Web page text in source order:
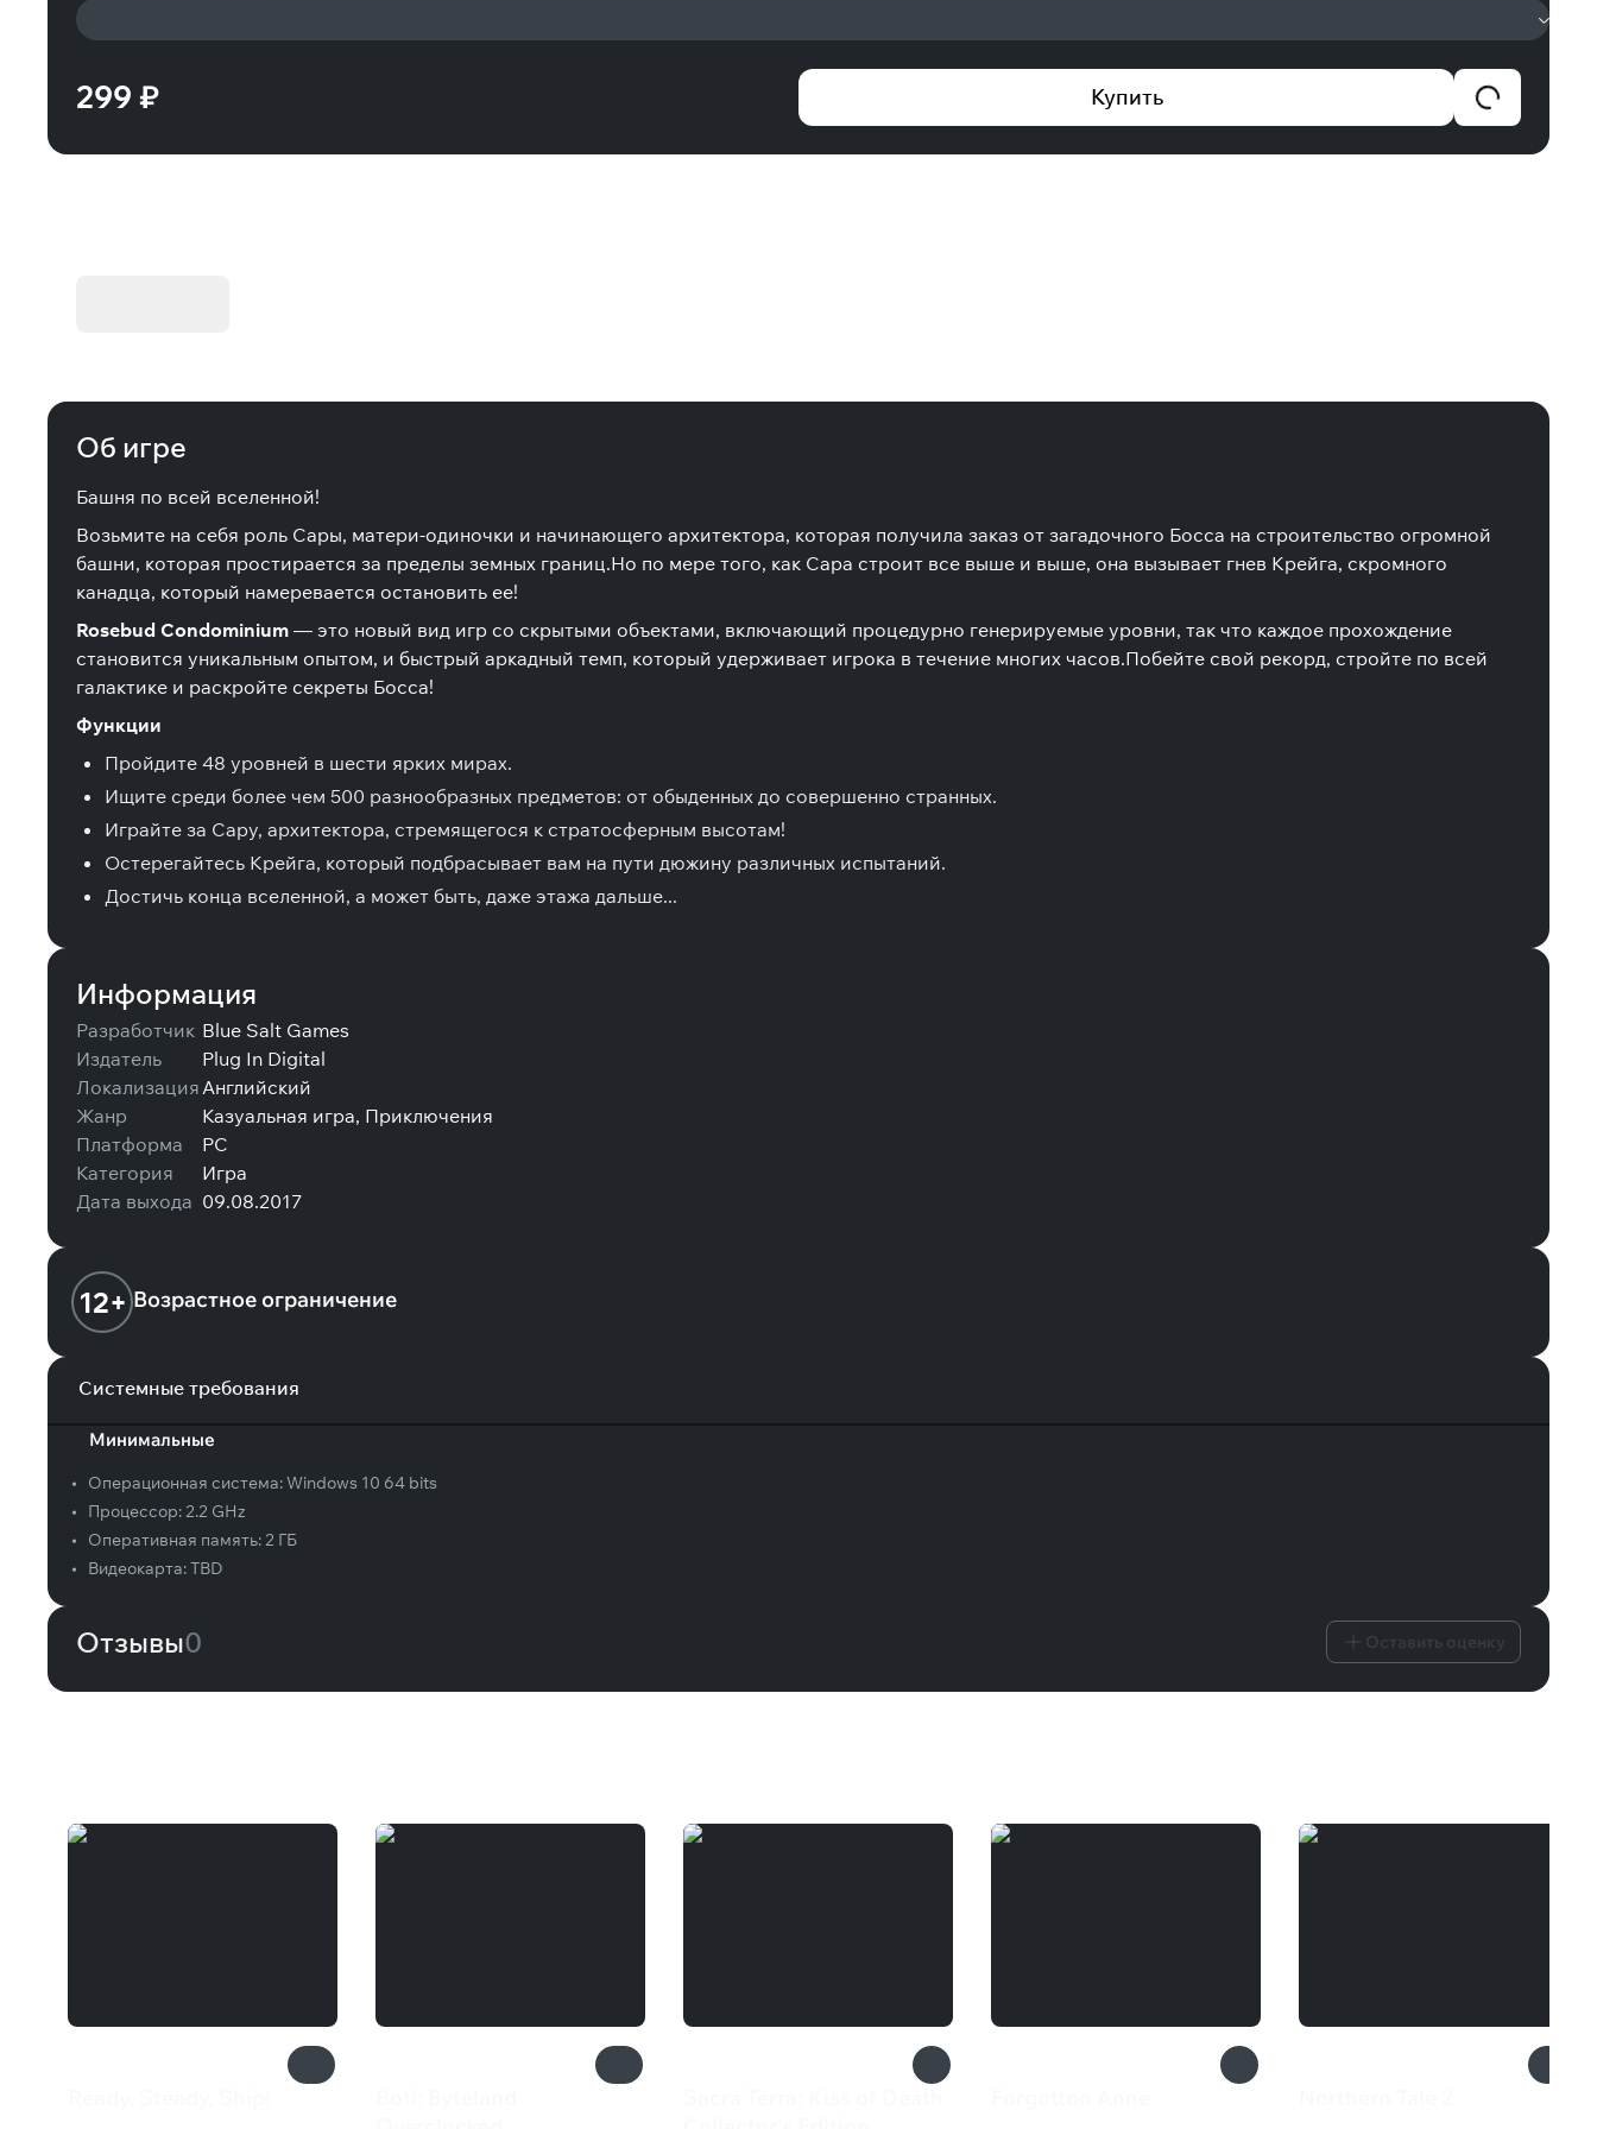
299 ₽ Купить
Об игре
Башня по всей вселенной!
Возьмите на себя роль Сары, матери-одиночки и начинающего архитектора, которая получила заказ от загадочного Босса на строительство огромной
башни, которая простирается за пределы земных границ.Но по мере того, как Сара строит все выше и выше, она вызывает гнев Крейга, скромного
канадца, который намеревается остановить ее!
Rosebud Condominium — это новый вид игр со скрытыми объектами, включающий процедурно генерируемые уровни, так что каждое прохождение
становится уникальным опытом, и быстрый аркадный темп, который удерживает игрока в течение многих часов.Побейте свой рекорд, стройте по всей
галактике и раскройте секреты Босса!
Функции
Пройдите 48 уровней в шести ярких мирах.
Ищите среди более чем 500 разнообразных предметов: от обыденных до совершенно странных.
Играйте за Сару, архитектора, стремящегося к стратосферным высотам!
Остерегайтесь Крейга, который подбрасывает вам на пути дюжину различных испытаний.
Достичь конца вселенной, а может быть, даже этажа дальше...
Информация
Разработчик Blue Salt Games
Издатель
Plug In Digital
ЛокализацияАнглийский
Жанр
Казуальная игра, Приключения
Платформа
PC
Категория
Игра
Дата выхода 09.08.2017
12+ Возрастное ограничение
Системные требования
Минимальные
• Операционная система:Windows 10 64 bits
•
Процессор:2.2 GHz
•
Оперативная память:2 ГБ
•
Видеокарта:TBD
Отзывы0